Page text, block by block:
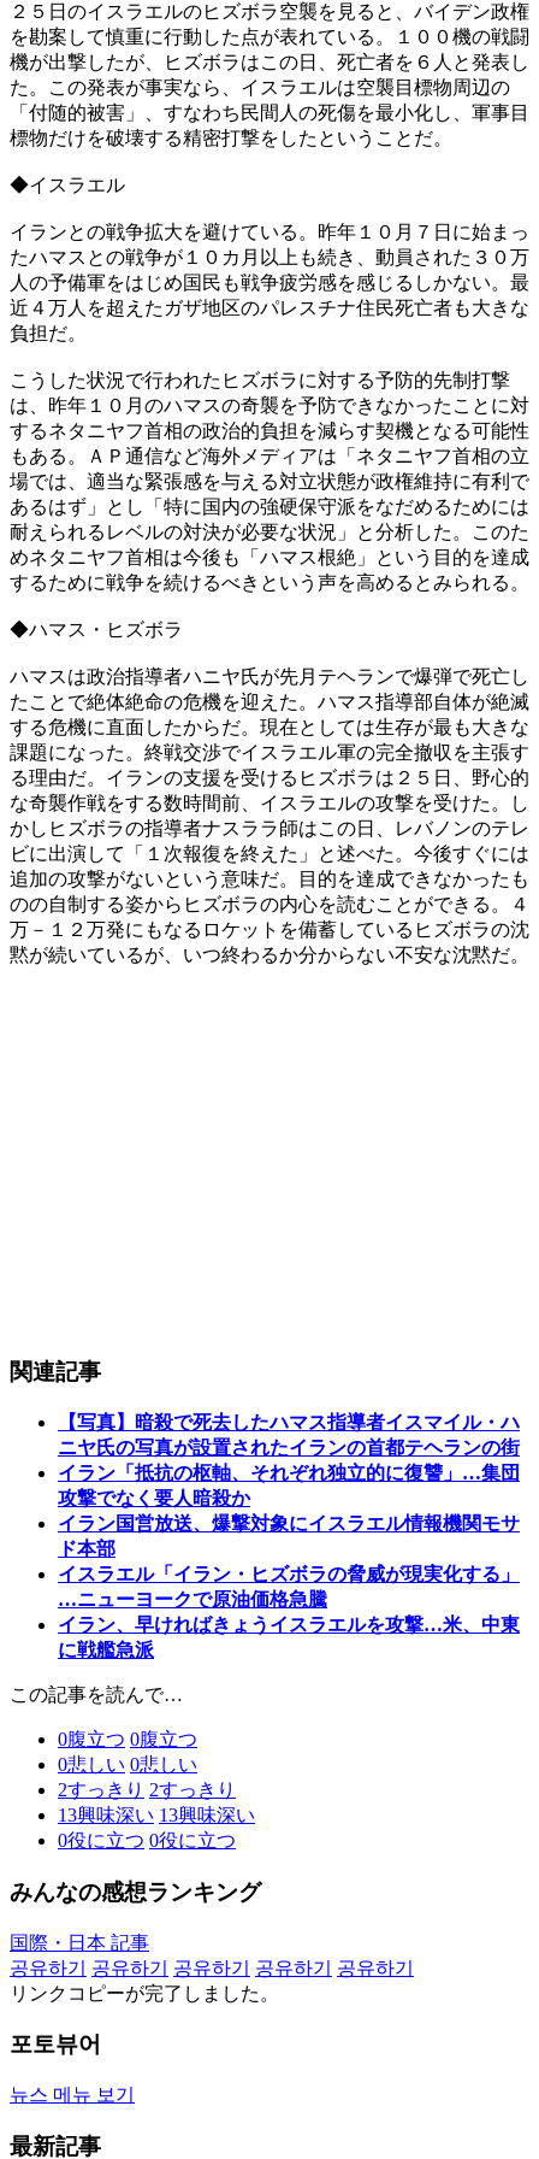
２５日のイスラエルのヒズボラ空襲を見ると、バイデン政権
を勘案して慎重に行動した点が表れている。１００機の戦闘
機が出撃したが、ヒズボラはこの日、死亡者を６人と発表し
た。この発表が事実なら、イスラエルは空襲目標物周辺の
「付随的被害」、すなわち民間人の死傷を最小化し、軍事目
標物だけを破壊する精密打撃をしたということだ。
◆イスラエル
イランとの戦争拡大を避けている。昨年１０月７日に始まっ
たハマスとの戦争が１０カ月以上も続き、動員された３０万
人の予備軍をはじめ国民も戦争疲労感を感じるしかない。最
近４万人を超えたガザ地区のパレスチナ住民死亡者も大きな
負担だ。
こうした状況で行われたヒズボラに対する予防的先制打撃
は、昨年１０月のハマスの奇襲を予防できなかったことに対
するネタニヤフ首相の政治的負担を減らす契機となる可能性
もある。ＡＰ通信など海外メディアは「ネタニヤフ首相の立
場では、適当な緊張感を与える対立状態が政権維持に有利で
あるはず」とし「特に国内の強硬保守派をなだめるためには
耐えられるレベルの対決が必要な状況」と分析した。このた
めネタニヤフ首相は今後も「ハマス根絶」という目的を達成
するために戦争を続けるべきという声を高めるとみられる。
◆ハマス・ヒズボラ
ハマスは政治指導者ハニヤ氏が先月テヘランで爆弾で死亡し
たことで絶体絶命の危機を迎えた。ハマス指導部自体が絶滅
する危機に直面したからだ。現在としては生存が最も大きな
課題になった。終戦交渉でイスラエル軍の完全撤収を主張す
る理由だ。イランの支援を受けるヒズボラは２５日、野心的
な奇襲作戦をする数時間前、イスラエルの攻撃を受けた。し
かしヒズボラの指導者ナスララ師はこの日、レバノンのテレ
ビに出演して「１次報復を終えた」と述べた。今後すぐには
追加の攻撃がないという意味だ。目的を達成できなかったも
のの自制する姿からヒズボラの内心を読むことができる。４
万－１２万発にもなるロケットを備蓄しているヒズボラの沈
黙が続いているが、いつ終わるか分からない不安な沈黙だ。
関連記事
【写真】暗殺で死去したハマス指導者イスマイル・ハ
ニヤ氏の写真が設置されたイランの首都テヘランの街
イラン「抵抗の枢軸、それぞれ独立的に復讐」…集団
攻撃でなく要人暗殺か
イラン国営放送、爆撃対象にイスラエル情報機関モサ
ド本部
イスラエル「イラン・ヒズボラの脅威が現実化する」
…ニューヨークで原油価格急騰
イラン、早ければきょうイスラエルを攻撃…米、中東
に戦艦急派
この記事を読んで…
0腹立つ 0腹立つ
0悲しい 0悲しい
2すっきり 2すっきり
13興味深い 13興味深い
0役に立つ 0役に立つ
みんなの感想ランキング
国際・日本 記事
공유하기
공유하기 공유하기 공유하기
공유하기
リンクコピーが完了しました。
포토뷰어
뉴스 메뉴 보기
最新記事